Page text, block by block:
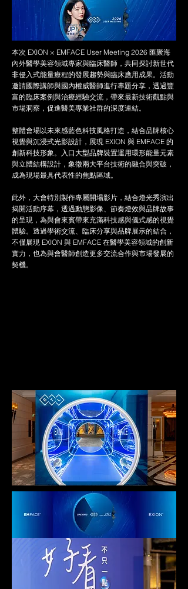
本次 EXION × EMFACE User Meeting 2026 匯聚海
內外醫學美容領域專家與臨床醫師，共同探討新世代
非侵入式能量療程的發展趨勢與臨床應用成果。活動
邀請國際講師與國內權威醫師進行專題分享，透過豐
富的臨床案例與治療經驗交流，帶來最新技術觀點與
市場洞察，促進醫美專業社群的深度連結。
整體會場以未來感藍色科技風格打造，結合品牌核心
視覺與沉浸式光影設計，展現 EXION 與 EMFACE 的
創新科技形象。入口大型品牌裝置運用環形能量元素
與立體結構設計，象徵兩大平台技術的融合與突破，
成為現場最具代表性的焦點區域。
此外，大會特別製作專屬開場影片，結合燈光秀演出
揭開活動序幕，透過動態影像、節奏燈效與品牌故事
的呈現，為與會來賓帶來充滿科技感與儀式感的視覺
體驗。透過學術交流、臨床分享與品牌展示的結合，
不僅展現 EXION 與 EMFACE 在醫學美容領域的創新
實力，也為與會醫師創造更多交流合作與市場發展的
契機。